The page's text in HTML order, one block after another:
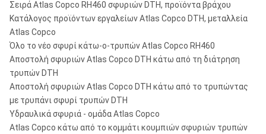
Σειρά Atlas Copco RH460 σφυριών DTH, προϊόντα βράχου
Κατάλογος προϊόντων εργαλείων Atlas Copco DTH, μεταλλεία
Atlas Copco
Όλο το νέο σφυρί κάτω-ο-τρυπών Atlas Copco RH460
Αποστολή σφυριών Atlas Copco DTH κάτω από τη διάτρηση
τρυπών DTH
Αποστολή σφυριών Atlas Copco DTH κάτω από το τρυπώντας
με τρυπάνι σφυρί τρυπών DTH
Υδραυλικά σφυριά - ομάδα Atlas Copco
Atlas Copco κάτω από το κομμάτι κουμπιών σφυριών τρυπών